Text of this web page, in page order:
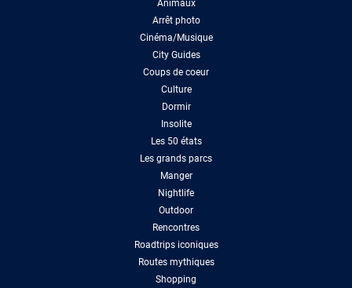
Animaux
Arrêt photo
Cinéma/Musique
City Guides
Coups de coeur
Culture
Dormir
Insolite
Les 50 états
Les grands parcs
Manger
Nightlife
Outdoor
Rencontres
Roadtrips iconiques
Routes mythiques
Shopping